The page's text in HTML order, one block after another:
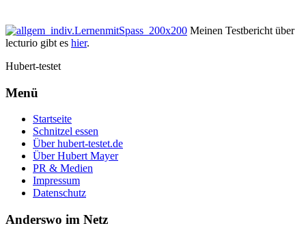
Meinen Testbericht über
lecturio gibt es hier.
Hubert-testet
Menü
Startseite
Schnitzel essen
Über hubert-testet.de
Über Hubert Mayer
PR & Medien
Impressum
Datenschutz
Anderswo im Netz